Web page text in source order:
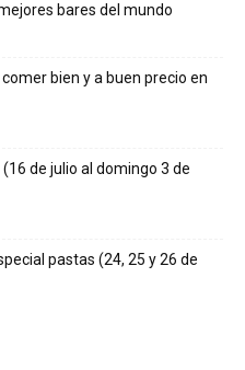
bares del mundo
bien y a buen precio en
de julio al domingo 3 de
pastas (24, 25 y 26 de